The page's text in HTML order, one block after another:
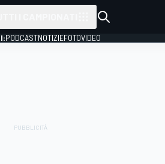
PODCASTNOTIZIEFOTOVIDEO